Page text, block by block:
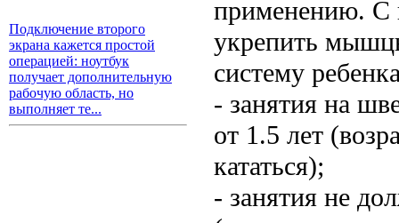
Подключение второго
экрана кажется простой
операцией: ноутбук
получает дополнительную
рабочую область, но
выполняет те...
применению. С
укрепить
систему
- занятия на
от 1.5 лет
кататься);
- занятия не